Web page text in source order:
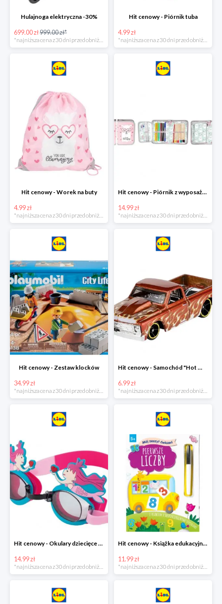
Hulajnoga elektryczna -30%
699.00 zł999.00 zł*
Hit cenowy - Piórnik tuba
4.99 zł
Hit cenowy - Worek na buty
4.99 zł
Hit cenowy - Piórnik z wyposażeniem
14.99 zł
Hit cenowy - Zestaw klocków
34.99 zł
*najniższa cena z 30 dni przed obniżką
Hit cenowy - Samochód "Hot Wheels"
6.99 zł
*najniższa cena z 30 dni przed obniżką
Hit cenowy - Okulary dziecięce do pływania
14.99 zł
Hit cenowy - Książka edukacyjna z pisakiem
11.99 zł